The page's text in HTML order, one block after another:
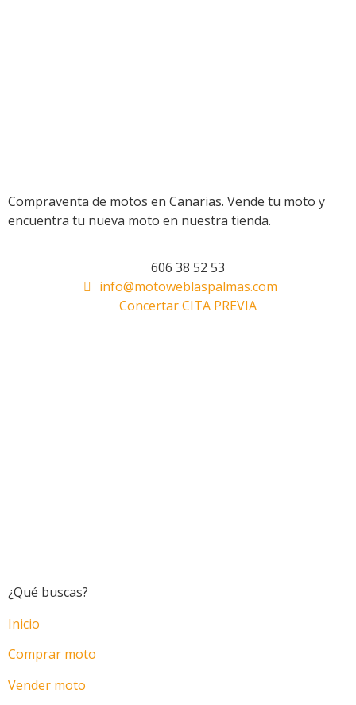
Compraventa de motos en Canarias. Vende tu moto y
encuentra tu nueva moto en nuestra tienda.
606 38 52 53
info@motoweblaspalmas.com
Concertar CITA PREVIA
¿Qué buscas?
Inicio
Comprar moto
Vender moto